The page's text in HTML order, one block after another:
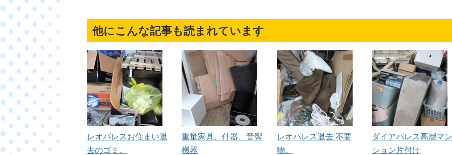
他にこんな記事も読まれています
レオパレスお住まい退
去のゴミ。
重量家具、什器、音響
機器
レオパレス退去 不要
物。
ダイアパレス高層マ
ション片付け